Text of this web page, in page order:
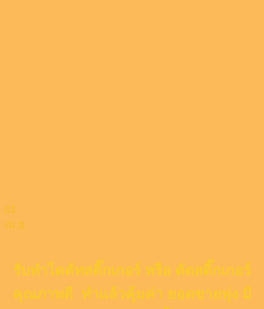
01
เม.ย.
รับทำไดคัทสติ๊กเกอร์ หรือ ตัดสติ๊กเกอร์
คุณภาพดี ทำแล้วคุ้มค่า ยอดขายพุ่ง มี